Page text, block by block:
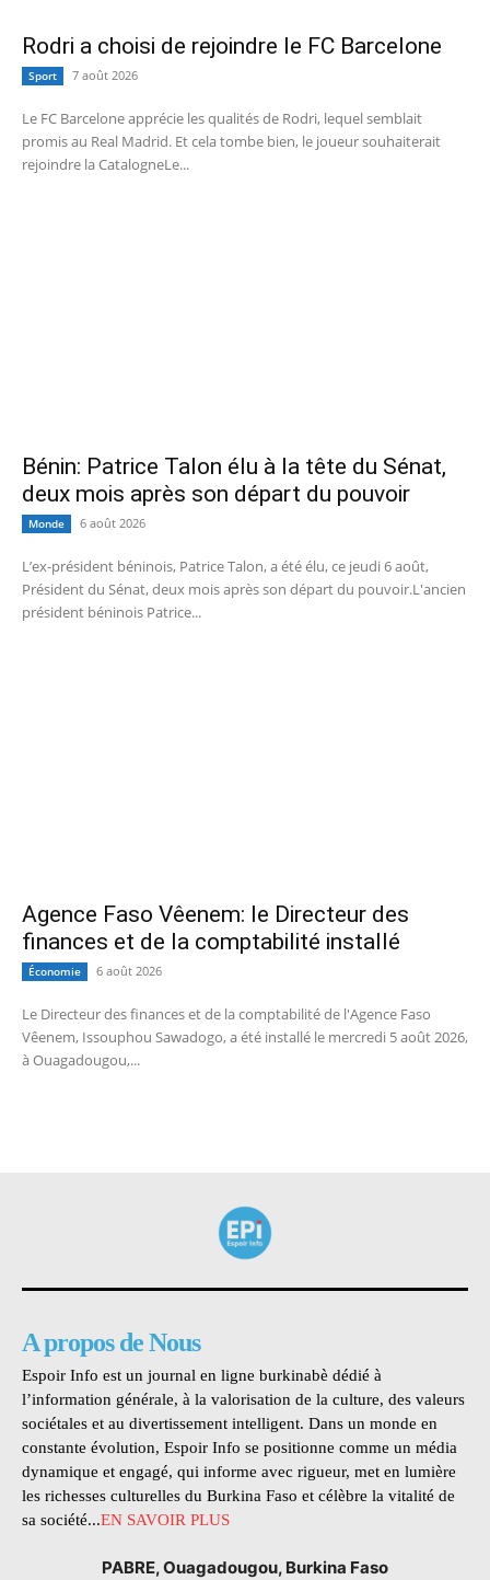
Rodri a choisi de rejoindre le FC Barcelone
Sport 7 août 2026
Le FC Barcelone apprécie les qualités de Rodri, lequel semblait
promis au Real Madrid. Et cela tombe bien, le joueur souhaiterait
rejoindre la CatalogneLe...
Bénin: Patrice Talon élu à la tête du Sénat,
deux mois après son départ du pouvoir
Monde 6 août 2026
L’ex-président béninois, Patrice Talon, a été élu, ce jeudi 6 août,
Président du Sénat, deux mois après son départ du pouvoir.L'ancien
président béninois Patrice...
Agence Faso Vêenem: le Directeur des
finances et de la comptabilité installé
Économie 6 août 2026
Le Directeur des finances et de la comptabilité de l'Agence Faso
Vêenem, Issouphou Sawadogo, a été installé le mercredi 5 août 2026,
à Ouagadougou,...
A propos de Nous
Espoir Info est un journal en ligne burkinabè dédié à
l’information générale, à la valorisation de la culture, des valeurs
sociétales et au divertissement intelligent. Dans un monde en
constante évolution, Espoir Info se positionne comme un média
dynamique et engagé, qui informe avec rigueur, met en lumière
les richesses culturelles du Burkina Faso et célèbre la vitalité de
sa société...EN SAVOIR PLUS
PABRE, Ouagadougou, Burkina Faso